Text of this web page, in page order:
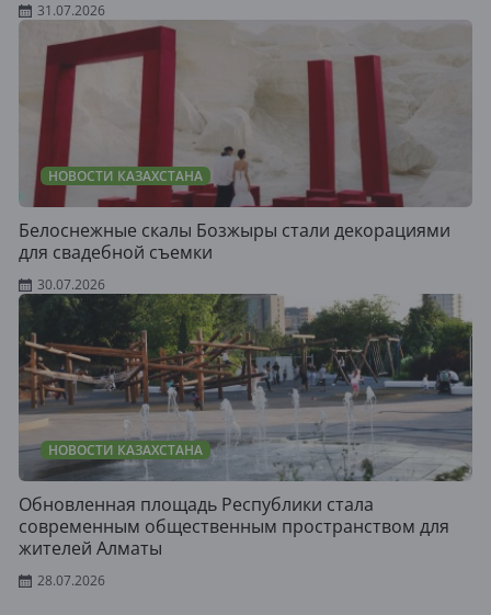
31.07.2026
НОВОСТИ КАЗАХСТАНА
Белоснежные скалы Бозжыры стали декорациями
для свадебной съемки
30.07.2026
НОВОСТИ КАЗАХСТАНА
Обновленная площадь Республики стала
современным общественным пространством для
жителей Алматы
28.07.2026